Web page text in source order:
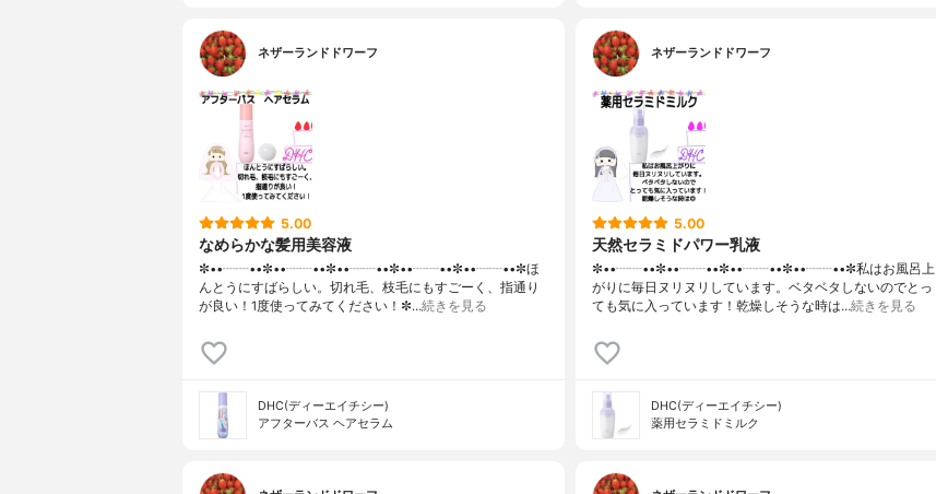
ネザーランドドワーフ
5.00
なめらかな髪用美容液
✼••┈┈••✼••┈┈••✼••┈┈••✼••┈┈••✼••┈┈••✼ほ
んとうにすばらしい。切れ毛、枝毛にもすごーく、指通り
が良い！1度使ってみてください！✼…続きを見る
DHC(ディーエイチシー)
アフターバス ヘアセラム
ネザーランドドワーフ
5.00
天然セラミドパワー乳液
✼••┈┈••✼••┈┈••✼••┈┈••✼••┈┈••✼私はお風呂上
がりに毎日ヌリヌリしています。ベタベタしないのでとっ
ても気に入っています！乾燥しそうな時は…続きを見る
DHC(ディーエイチシー)
薬用セラミドミルク